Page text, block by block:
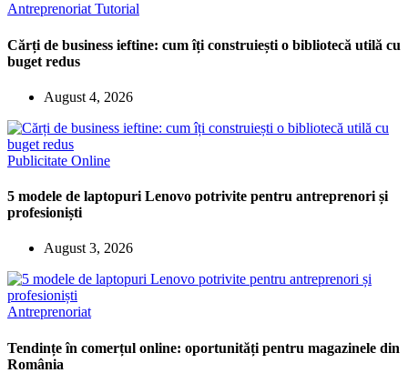
Antreprenoriat Tutorial
Cărți de business ieftine: cum îți construiești o bibliotecă utilă cu
buget redus
August 4, 2026
Publicitate Online
5 modele de laptopuri Lenovo potrivite pentru antreprenori și
profesioniști
August 3, 2026
Antreprenoriat
Tendințe în comerțul online: oportunități pentru magazinele din
România